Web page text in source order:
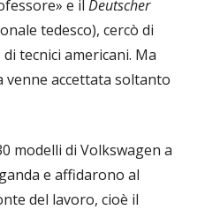
e il Deutscher
tedesco), cercò di
tecnici americani. Ma
venne accettata soltanto
modelli di Volkswagen a
e affidarono al
del lavoro, cioè il